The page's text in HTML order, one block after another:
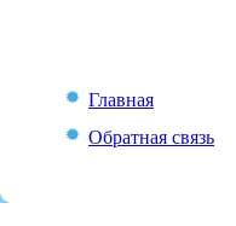
Главная
Обратная связь